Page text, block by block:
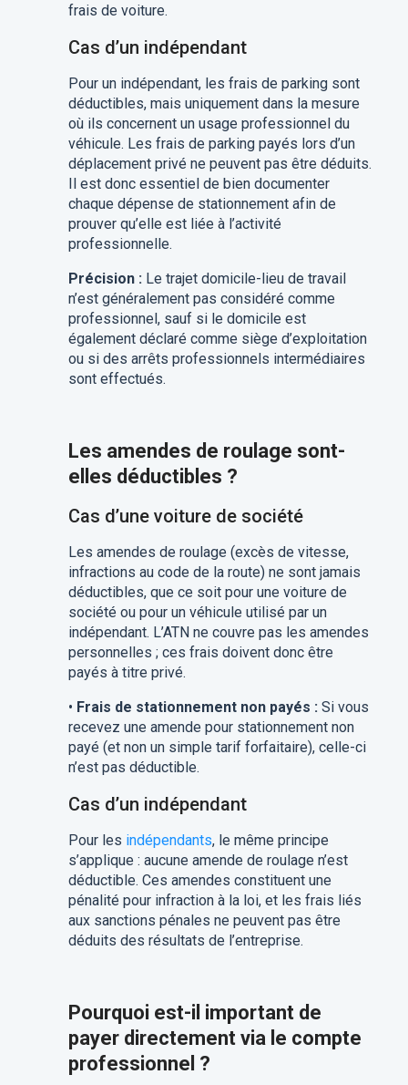
frais de voiture.
Cas d’un indépendant
Pour un indépendant, les frais de parking sont
déductibles, mais uniquement dans la mesure
où ils concernent un usage professionnel du
véhicule. Les frais de parking payés lors d’un
déplacement privé ne peuvent pas être déduits.
Il est donc essentiel de bien documenter
chaque dépense de stationnement afin de
prouver qu’elle est liée à l’activité
professionnelle.
Précision : Le trajet domicile-lieu de travail
n’est généralement pas considéré comme
professionnel, sauf si le domicile est
également déclaré comme siège d’exploitation
ou si des arrêts professionnels intermédiaires
sont effectués.
Les amendes de roulage sont-
elles déductibles ?
Cas d’une voiture de société
Les amendes de roulage (excès de vitesse,
infractions au code de la route) ne sont jamais
déductibles, que ce soit pour une voiture de
société ou pour un véhicule utilisé par un
indépendant. L’ATN ne couvre pas les amendes
personnelles ; ces frais doivent donc être
payés à titre privé.
• Frais de stationnement non payés : Si vous
recevez une amende pour stationnement non
payé (et non un simple tarif forfaitaire), celle-ci
n’est pas déductible.
Cas d’un indépendant
Pour les indépendants, le même principe
s’applique : aucune amende de roulage n’est
déductible. Ces amendes constituent une
pénalité pour infraction à la loi, et les frais liés
aux sanctions pénales ne peuvent pas être
déduits des résultats de l’entreprise.
Pourquoi est-il important de
payer directement via le compte
professionnel ?